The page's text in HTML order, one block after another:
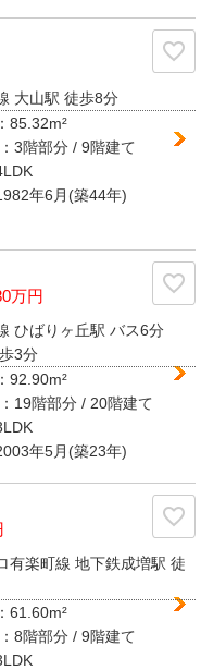
大山駅徒歩8分
85.32m²
3階部分 / 9階建て
年6月(築44年)
万円
ひばりヶ丘駅バス6分
3分
92.90m²
19階部分 / 20階建て
年5月(築23年)
有楽町線 地下鉄成増駅徒
61.60m²
8階部分 / 9階建て